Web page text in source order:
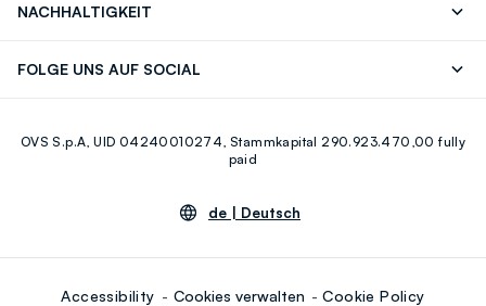
NACHHALTIGKEIT
FOLGE UNS AUF SOCIAL
Youtube Linkedin
OVS S.p.A, UID 04240010274, Stammkapital 290.923.470,00 fully
paid
de | Deutsch
Accessibility Cookies verwalten Cookie Policy